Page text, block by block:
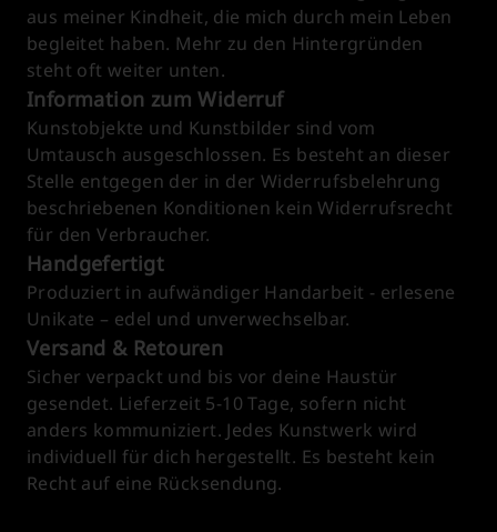
aus meiner Kindheit, die mich durch mein Leben
begleitet haben. Mehr zu den Hintergründen
steht oft weiter unten.
Information zum Widerruf
Kunstobjekte und Kunstbilder sind vom
Umtausch ausgeschlossen. Es besteht an dieser
Stelle entgegen der in der Widerrufsbelehrung
beschriebenen Konditionen kein Widerrufsrecht
für den Verbraucher.
Handgefertigt
Produziert in aufwändiger Handarbeit - erlesene
Unikate – edel und unverwechselbar.
Versand & Retouren
Sicher verpackt und bis vor deine Haustür
gesendet. Lieferzeit 5-10 Tage, sofern nicht
anders kommuniziert. Jedes Kunstwerk wird
individuell für dich hergestellt. Es besteht kein
Recht auf eine Rücksendung.